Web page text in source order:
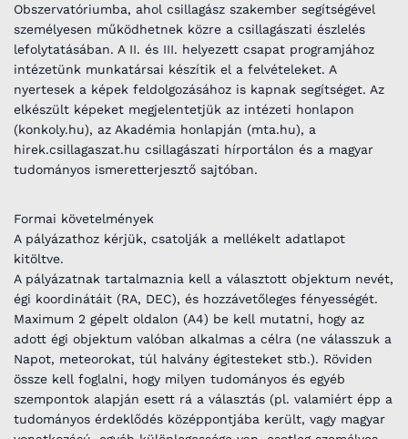
Obszervatóriumba, ahol csillagász szakember segítségével
személyesen működhetnek közre a csillagászati észlelés
lefolytatásában. A II. és III. helyezett csapat programjához
intézetünk munkatársai készítik el a felvételeket. A
nyertesek a képek feldolgozásához is kapnak segítséget. Az
elkészült képeket megjelentetjük az intézeti honlapon
(konkoly.hu), az Akadémia honlapján (mta.hu), a
hirek.csillagaszat.hu csillagászati hírportálon és a magyar
tudományos ismeretterjesztő sajtóban.
Formai követelmények
A pályázathoz kérjük, csatolják a mellékelt adatlapot
kitöltve.
A pályázatnak tartalmaznia kell a választott objektum nevét,
égi koordinátáit (RA, DEC), és hozzávetőleges fényességét.
Maximum 2 gépelt oldalon (A4) be kell mutatni, hogy az
adott égi objektum valóban alkalmas a célra (ne válasszuk a
Napot, meteorokat, túl halvány égitesteket stb.). Röviden
össze kell foglalni, hogy milyen tudományos és egyéb
szempontok alapján esett rá a választás (pl. valamiért épp a
tudományos érdeklődés középpontjába került, vagy magyar